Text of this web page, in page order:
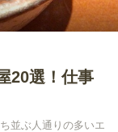
20選！仕事
並ぶ人通りの多いエ